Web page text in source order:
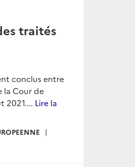
traités
conclus entre
la Cour de
2021.... Lire la